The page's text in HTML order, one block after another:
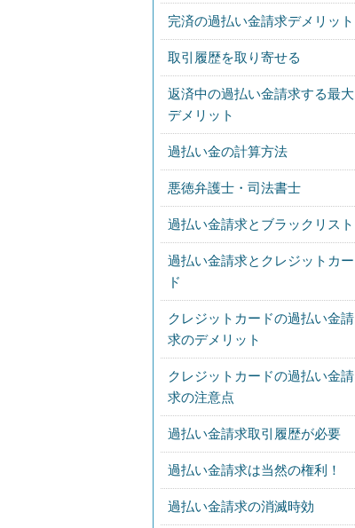
完済の過払い金請求デメリット
取引履歴を取り寄せる
返済中の過払い金請求する最大
デメリット
過払い金の計算方法
悪徳弁護士・司法書士
過払い金請求とブラックリスト
過払い金請求とクレジットカー
ド
クレジットカードの過払い金請
求のデメリット
クレジットカードの過払い金請
求の注意点
過払い金請求取引履歴が必要
過払い金請求は当然の権利！
過払い金請求の消滅時効